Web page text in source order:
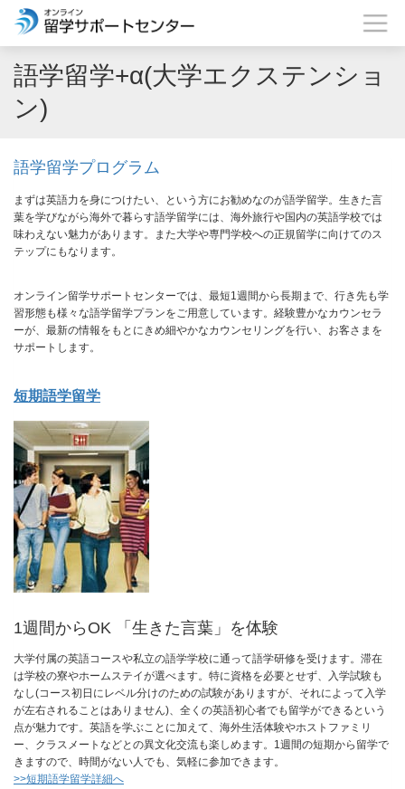
語学留学+α(大学エクステンショ
ン)
語学留学プログラム
まずは英語力を身につけたい、という方にお勧めなのが語学留学。生きた言
葉を学びながら海外で暮らす語学留学には、海外旅行や国内の英語学校では
味わえない魅力があります。また大学や専門学校への正規留学に向けてのス
テップにもなります。
オンライン留学サポートセンターでは、最短1週間から長期まで、行き先も学
習形態も様々な語学留学プランをご用意しています。経験豊かなカウンセラ
ーが、最新の情報をもとにきめ細やかなカウンセリングを行い、お客さまを
サポートします。
短期語学留学
1週間からOK 「生きた言葉」を体験
大学付属の英語コースや私立の語学学校に通って語学研修を受けます。滞在
は学校の寮やホームステイが選べます。特に資格を必要とせず、入学試験も
なし(コース初日にレベル分けのための試験がありますが、それによって入学
が左右されることはありません)、全くの英語初心者でも留学ができるという
点が魅力です。英語を学ぶことに加えて、海外生活体験やホストファミリ
ー、クラスメートなどとの異文化交流も楽しめます。1週間の短期から留学で
きますので、時間がない人でも、気軽に参加できます。
>>短期語学留学詳細へ